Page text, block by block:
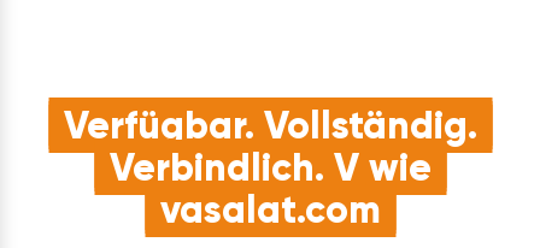
Verfügbar. Vollständig.
Verbindlich. V wie
vasalat.com